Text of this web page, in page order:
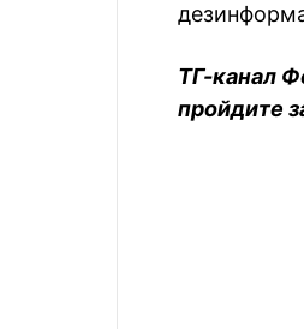
ТГ-канал
пройдите